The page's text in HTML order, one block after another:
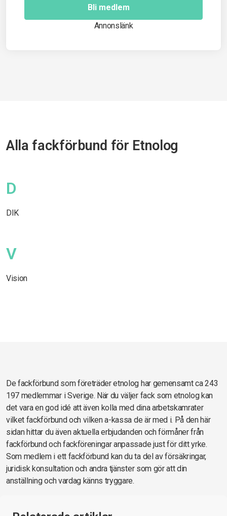
Bli medlem
Annonslänk
Alla fackförbund för Etnolog
D
DIK
V
Vision
De fackförbund som företräder etnolog har gemensamt ca 243
197 medlemmar i Sverige. När du väljer fack som etnolog kan
det vara en god idé att även kolla med dina arbetskamrater
vilket fackförbund och vilken a-kassa de är med i. På den här
sidan hittar du även aktuella erbjudanden och förmåner från
fackförbund och fackföreningar anpassade just för ditt yrke.
Som medlem i ett fackförbund kan du ta del av försäkringar,
juridisk konsultation och andra tjänster som gör att din
anställning och vardag känns tryggare.